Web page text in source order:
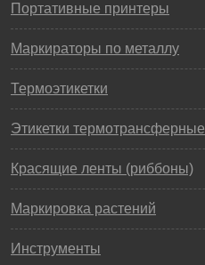
Портативные принтеры
Маркираторы по металлу
Термоэтикетки
Этикетки термотрансферные
Красящие ленты (риббоны)
Маркировка растений
Инструменты